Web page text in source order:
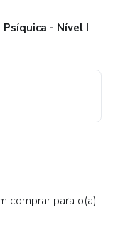
- Nível I
comprar para o(a)